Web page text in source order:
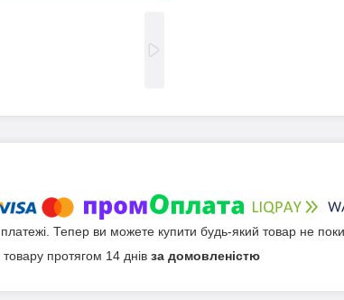
платежі. Тепер ви можете купити будь-який товар не
протягом 14 днів за домовленістю